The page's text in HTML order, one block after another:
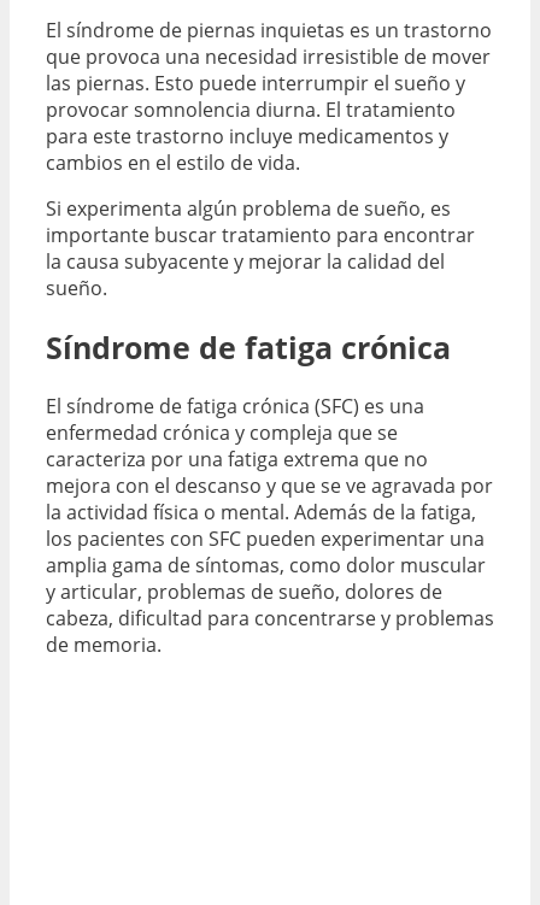
El síndrome de piernas inquietas es un trastorno
que provoca una necesidad irresistible de mover
las piernas. Esto puede interrumpir el sueño y
provocar somnolencia diurna. El tratamiento
para este trastorno incluye medicamentos y
cambios en el estilo de vida.
Si experimenta algún problema de sueño, es
importante buscar tratamiento para encontrar
la causa subyacente y mejorar la calidad del
sueño.
Síndrome de fatiga crónica
El síndrome de fatiga crónica (SFC) es una
enfermedad crónica y compleja que se
caracteriza por una fatiga extrema que no
mejora con el descanso y que se ve agravada por
la actividad física o mental. Además de la fatiga,
los pacientes con SFC pueden experimentar una
amplia gama de síntomas, como dolor muscular
y articular, problemas de sueño, dolores de
cabeza, dificultad para concentrarse y problemas
de memoria.